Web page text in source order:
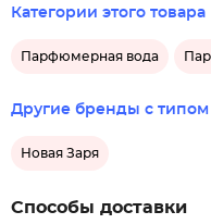
Категории этого товара
Парфюмерная вода
Другие бренды с
Новая Заря
Способы доставки